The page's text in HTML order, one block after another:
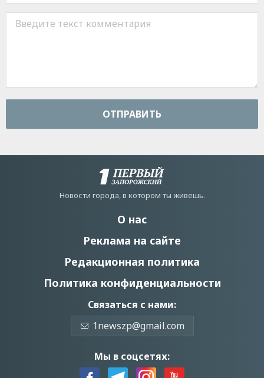
ОТПРАВИТЬ
Новости города, в котором ты живешь.
О нас
Реклама на сайте
Редакционная политика
Политика конфиденциальности
Связаться с нами:
1newszp@gmail.com
Мы в соцсетях: